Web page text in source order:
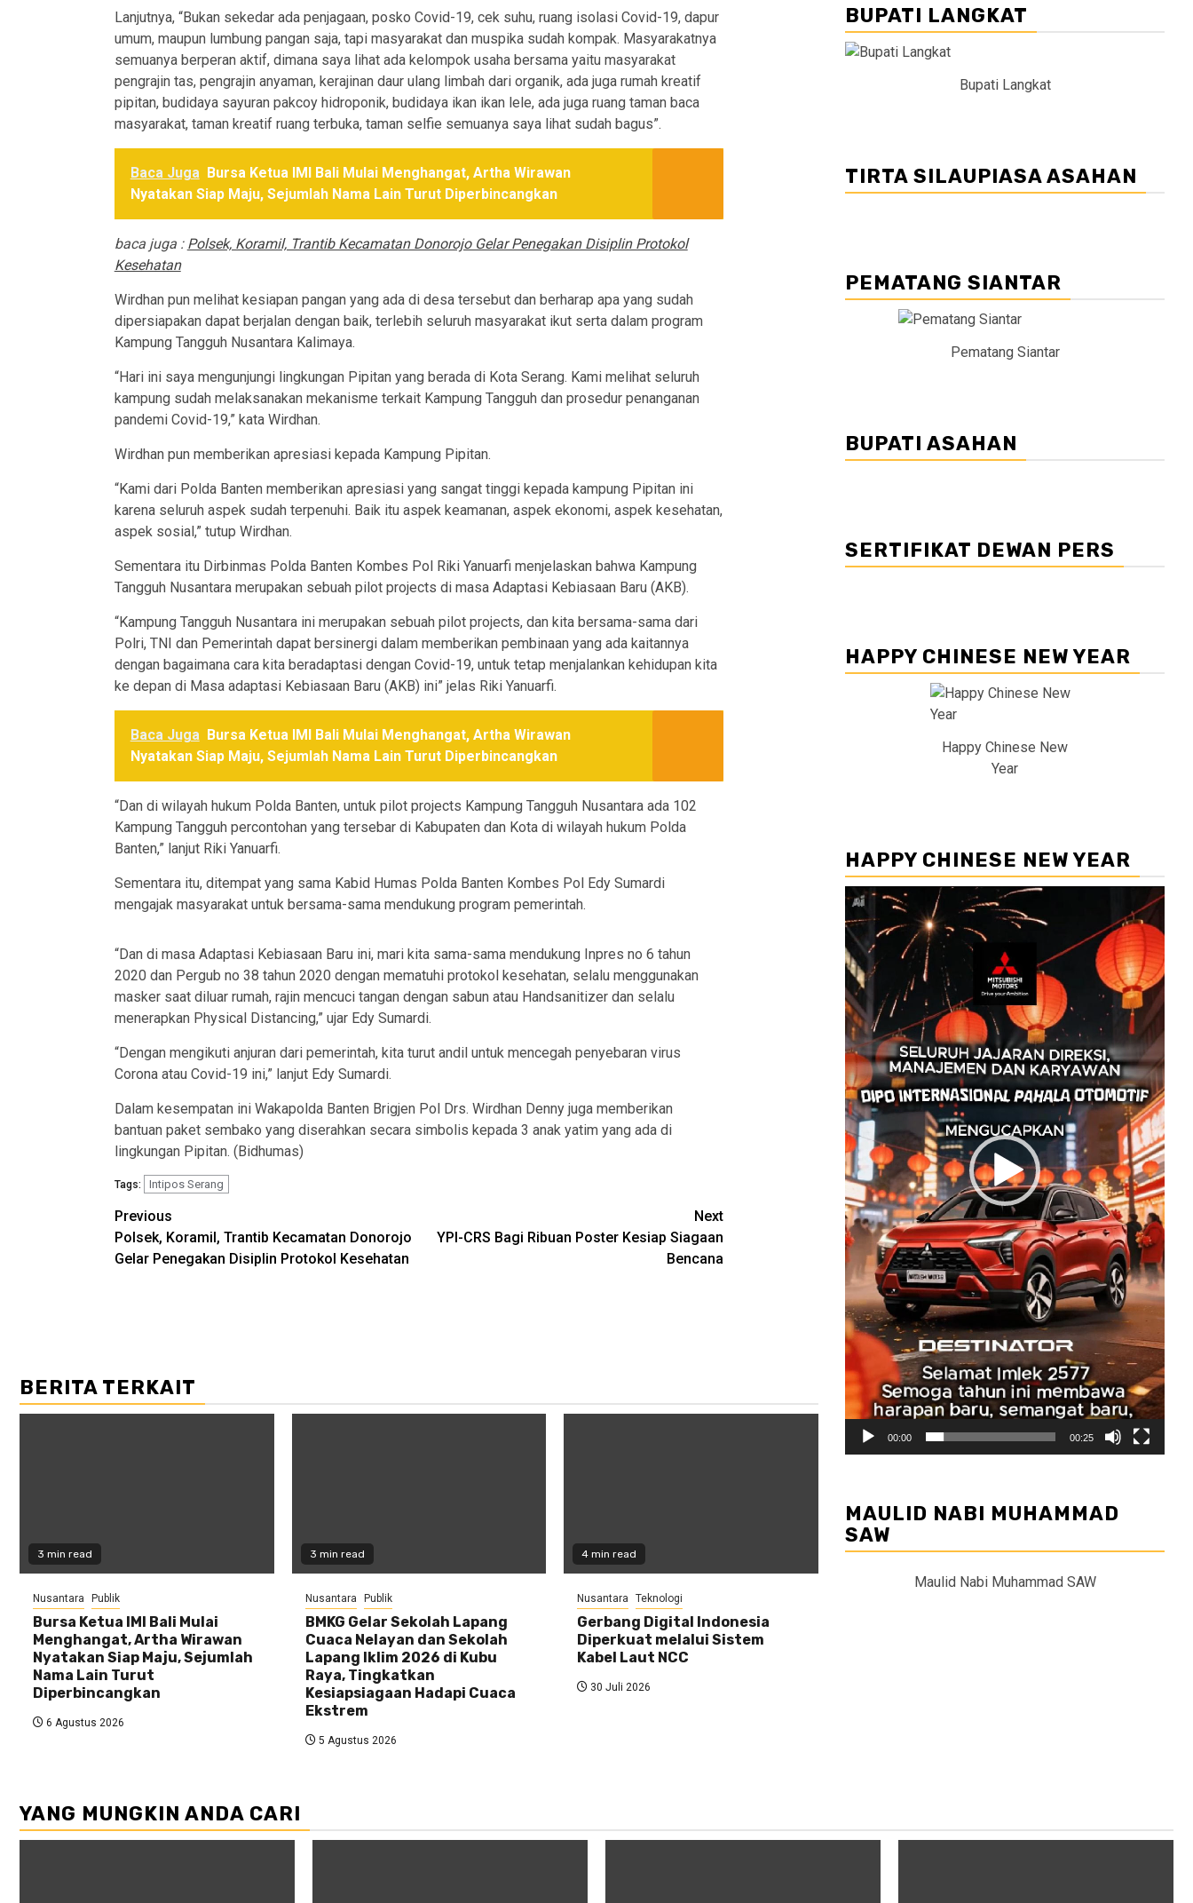
Lanjutnya, “Bukan sekedar ada penjagaan, posko Covid-19, cek suhu, ruang isolasi Covid-19, dapur
umum, maupun lumbung pangan saja, tapi masyarakat dan muspika sudah kompak. Masyarakatnya
semuanya berperan aktif, dimana saya lihat ada kelompok usaha bersama yaitu masyarakat
pengrajin tas, pengrajin anyaman, kerajinan daur ulang limbah dari organik, ada juga rumah kreatif
pipitan, budidaya sayuran pakcoy hidroponik, budidaya ikan ikan lele, ada juga ruang taman baca
masyarakat, taman kreatif ruang terbuka, taman selfie semuanya saya lihat sudah bagus”.
Baca Juga Bursa Ketua IMI Bali Mulai Menghangat, Artha Wirawan
Nyatakan Siap Maju, Sejumlah Nama Lain Turut Diperbincangkan
baca juga : Polsek, Koramil, Trantib Kecamatan Donorojo Gelar Penegakan Disiplin Protokol
Kesehatan
Wirdhan pun melihat kesiapan pangan yang ada di desa tersebut dan berharap apa yang sudah
dipersiapakan dapat berjalan dengan baik, terlebih seluruh masyarakat ikut serta dalam program
Kampung Tangguh Nusantara Kalimaya.
“Hari ini saya mengunjungi lingkungan Pipitan yang berada di Kota Serang. Kami melihat seluruh
kampung sudah melaksanakan mekanisme terkait Kampung Tangguh dan prosedur penanganan
pandemi Covid-19,” kata Wirdhan.
Wirdhan pun memberikan apresiasi kepada Kampung Pipitan.
“Kami dari Polda Banten memberikan apresiasi yang sangat tinggi kepada kampung Pipitan ini
karena seluruh aspek sudah terpenuhi. Baik itu aspek keamanan, aspek ekonomi, aspek kesehatan,
aspek sosial,” tutup Wirdhan.
Sementara itu Dirbinmas Polda Banten Kombes Pol Riki Yanuarfi menjelaskan bahwa Kampung
Tangguh Nusantara merupakan sebuah pilot projects di masa Adaptasi Kebiasaan Baru (AKB).
“Kampung Tangguh Nusantara ini merupakan sebuah pilot projects, dan kita bersama-sama dari
Polri, TNI dan Pemerintah dapat bersinergi dalam memberikan pembinaan yang ada kaitannya
dengan bagaimana cara kita beradaptasi dengan Covid-19, untuk tetap menjalankan kehidupan kita
ke depan di Masa adaptasi Kebiasaan Baru (AKB) ini” jelas Riki Yanuarfi.
Baca Juga Bursa Ketua IMI Bali Mulai Menghangat, Artha Wirawan
Nyatakan Siap Maju, Sejumlah Nama Lain Turut Diperbincangkan
“Dan di wilayah hukum Polda Banten, untuk pilot projects Kampung Tangguh Nusantara ada 102
Kampung Tangguh percontohan yang tersebar di Kabupaten dan Kota di wilayah hukum Polda
Banten,” lanjut Riki Yanuarfi.
Sementara itu, ditempat yang sama Kabid Humas Polda Banten Kombes Pol Edy Sumardi
mengajak masyarakat untuk bersama-sama mendukung program pemerintah.
“Dan di masa Adaptasi Kebiasaan Baru ini, mari kita sama-sama mendukung Inpres no 6 tahun
2020 dan Pergub no 38 tahun 2020 dengan mematuhi protokol kesehatan, selalu menggunakan
masker saat diluar rumah, rajin mencuci tangan dengan sabun atau Handsanitizer dan selalu
menerapkan Physical Distancing,” ujar Edy Sumardi.
“Dengan mengikuti anjuran dari pemerintah, kita turut andil untuk mencegah penyebaran virus
Corona atau Covid-19 ini,” lanjut Edy Sumardi.
Dalam kesempatan ini Wakapolda Banten Brigjen Pol Drs. Wirdhan Denny juga memberikan
bantuan paket sembako yang diserahkan secara simbolis kepada 3 anak yatim yang ada di
lingkungan Pipitan. (Bidhumas)
Tags: Intipos Serang
Post
navigation
Previous
Polsek, Koramil, Trantib Kecamatan Donorojo
Gelar Penegakan Disiplin Protokol Kesehatan
Next
YPI-CRS Bagi Ribuan Poster Kesiap Siagaan
Bencana
BERITA TERKAIT
3 min read
Nusantara Publik
Bursa Ketua IMI Bali Mulai
Menghangat, Artha Wirawan
Nyatakan Siap Maju, Sejumlah
Nama Lain Turut
Diperbincangkan
6 Agustus 2026
3 min read
Nusantara Publik
BMKG Gelar Sekolah Lapang
Cuaca Nelayan dan Sekolah
Lapang Iklim 2026 di Kubu
Raya, Tingkatkan
Kesiapsiagaan Hadapi Cuaca
Ekstrem
5 Agustus 2026
4 min read
Nusantara Teknologi
Gerbang Digital Indonesia
Diperkuat melalui Sistem
Kabel Laut NCC
30 Juli 2026
BUPATI LANGKAT
Bupati Langkat
TIRTA SILAUPIASA ASAHAN
PEMATANG SIANTAR
Pematang Siantar
BUPATI ASAHAN
SERTIFIKAT DEWAN PERS
HAPPY CHINESE NEW YEAR
Happy Chinese New
Year
HAPPY CHINESE NEW YEAR
Pemutar
Video
00:00 00:25
MAULID NABI MUHAMMAD
SAW
Maulid Nabi Muhammad SAW
YANG MUNGKIN ANDA CARI